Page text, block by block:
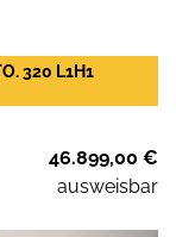
320 L1H1
46.899,00 €
ausweisbar